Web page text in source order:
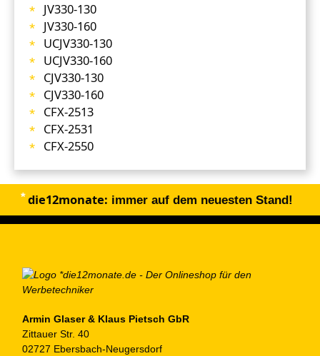
JV330-130
JV330-160
UCJV330-130
UCJV330-160
CJV330-130
CJV330-160
CFX-2513
CFX-2531
CFX-2550
die12monate: immer auf dem neuesten Stand!
Armin Glaser & Klaus Pietsch GbR
Zittauer Str. 40
02727 Ebersbach-Neugersdorf